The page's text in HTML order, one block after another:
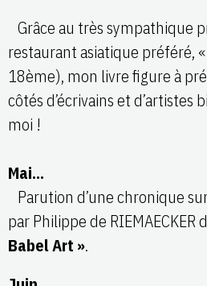
Grâce au très sympathique
restaurant asiatique préféré, «
18ème), mon livre figure à
côtés d’écrivains et d’artistes
moi !
Mai…
Parution d’une chronique
par Philippe de RIEMAECKER
Babel Art ».